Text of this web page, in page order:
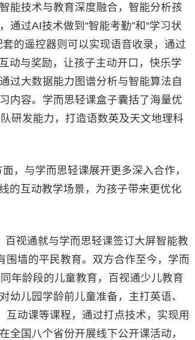
技术与教育深度融合，智能分析孩
过AI技术做到“智能考勤”和“学习状
的遥控器则可以实现语音收录，通过
动与奖励，让孩子主动开口，快乐学
过大数据能力图谱分析与智能算法自
内容。学而思轻课盒子囊括了海量优
研发能力，打造语数英及天文地理科
与学而思轻课展开更多深入合作，
的互动教学场景，为孩子带来更优化
视通就与学而思轻课签订大屏智能教
围墙的平民教育。双方合作至今，学而
年龄段的儿童教育，百视通少儿教育
幼儿园学龄前儿童准备，主打英语、
互动课等课程，通过打点技术，实现用
全国八个省份开展线下公开课活动，